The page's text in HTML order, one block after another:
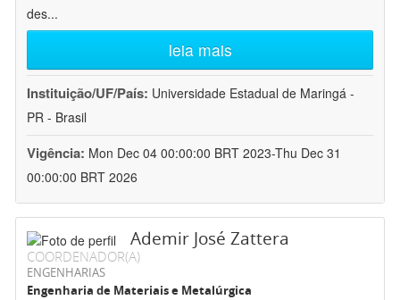
des...
leia mais
Instituição/UF/País: Universidade Estadual de Maringá -
PR - Brasil
Vigência: Mon Dec 04 00:00:00 BRT 2023-Thu Dec 31
00:00:00 BRT 2026
Ademir José Zattera
COORDENADOR(A)
ENGENHARIAS
Engenharia de Materiais e Metalúrgica